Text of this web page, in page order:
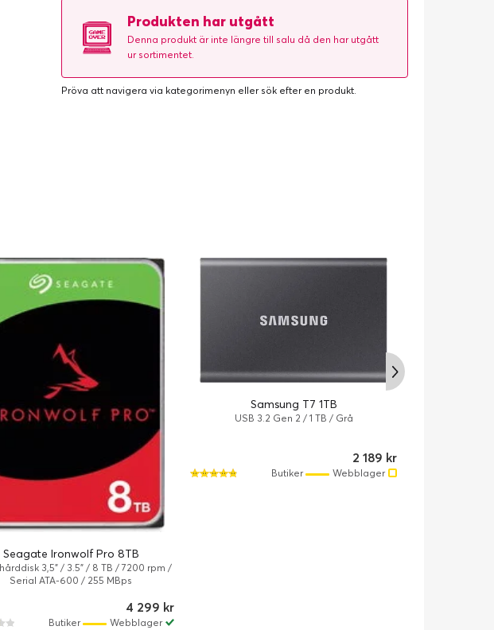
Produkten har utgått
Denna produkt är inte längre till salu då den har utgått
ur sortimentet.
Pröva att navigera via kategorimenyn eller sök efter en produkt.
Seagate Ironwolf Pro 8TB
3,5" / 3.5" / 8 TB / 7200 rpm /
Serial ATA-600 / 255 MBps
4 299 kr
Webblager
Butiker
Samsung T7 1TB
USB 3.2 Gen 2 / 1 TB / Grå
2 189 kr
Webblager
Butiker